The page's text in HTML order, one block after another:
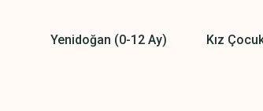
Yenidoğan (0-12 Ay) Kız